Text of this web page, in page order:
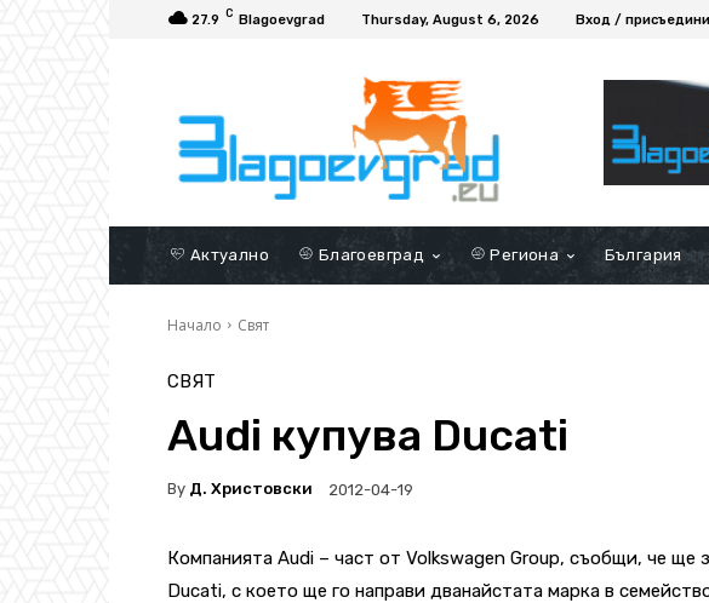
27.9 C Blagoevgrad Thursday, August 6, 2026 Вход /
Актуално Благоевград Региона България
Начало Свят
СВЯТ
Audi купува Ducati
By Д. Христовски 2012-04-19
Компанията Audi – част от Volkswagen Group, съобщи, че ще
Ducati, с което ще го направи дванайстата марка в